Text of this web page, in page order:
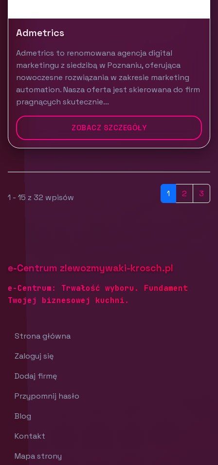
Admetrics
Admetrics to renomowana agencja digital
marketingu z siedzibą w Poznaniu, oferująca
nowoczesne rozwiązania w zakresie marketing
automation. Nasza oferta jest skierowana do firm
pragnących skutecznie...
ZOBACZ SZCZEGÓŁY
1 - 15 z 32 wpisów 1 2 3
e-Centrum zlewozmywaki-krosch.pl
e-Centrum: Trwałość wyboru. Fundament
Twojej biznesowej kuchni.
Strona główna
Zaloguj się
Dodaj firmę
Przypomnij hasło
Blog
Kontakt
Mapa strony